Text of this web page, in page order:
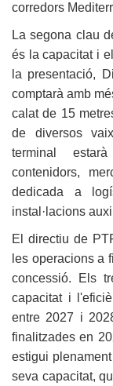
corredors
La segona clau
és la capacitat i
la presentació,
comptarà amb
calat de 15
de diversos
terminal
contenidors,
dedicada a
instal·lacions
El directiu de
les operacions a
concessió. Els
capacitat i
entre 2027 i
finalitzades en
estigui
seva capacitat,